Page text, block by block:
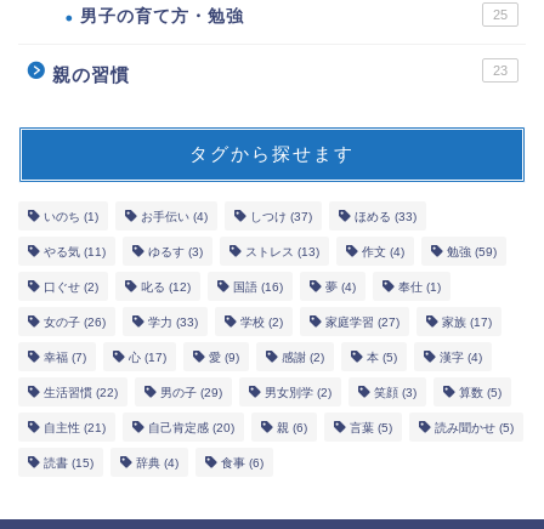
男子の育て方・勉強 25
親の習慣 23
タグから探せます
いのち (1) お手伝い (4) しつけ (37) ほめる (33)
やる気 (11) ゆるす (3) ストレス (13) 作文 (4) 勉強 (59)
口ぐせ (2) 叱る (12) 国語 (16) 夢 (4) 奉仕 (1)
女の子 (26) 学力 (33) 学校 (2) 家庭学習 (27) 家族 (17)
幸福 (7) 心 (17) 愛 (9) 感謝 (2) 本 (5) 漢字 (4)
生活習慣 (22) 男の子 (29) 男女別学 (2) 笑顔 (3) 算数 (5)
自主性 (21) 自己肯定感 (20) 親 (6) 言葉 (5) 読み聞かせ (5)
読書 (15) 辞典 (4) 食事 (6)